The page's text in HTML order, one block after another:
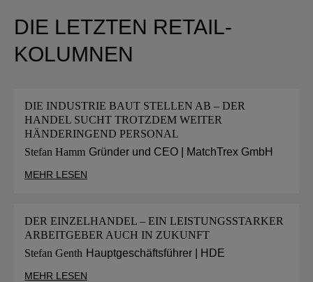
DIE LETZTEN RETAIL-
KOLUMNEN
DIE INDUSTRIE BAUT STELLEN AB – DER
HANDEL SUCHT TROTZDEM WEITER
HÄNDERINGEND PERSONAL
Stefan Hamm Gründer und CEO | MatchTrex GmbH
MEHR LESEN
DER EINZELHANDEL – EIN LEISTUNGSSTARKER
ARBEITGEBER AUCH IN ZUKUNFT
Stefan Genth Hauptgeschäftsführer | HDE
MEHR LESEN